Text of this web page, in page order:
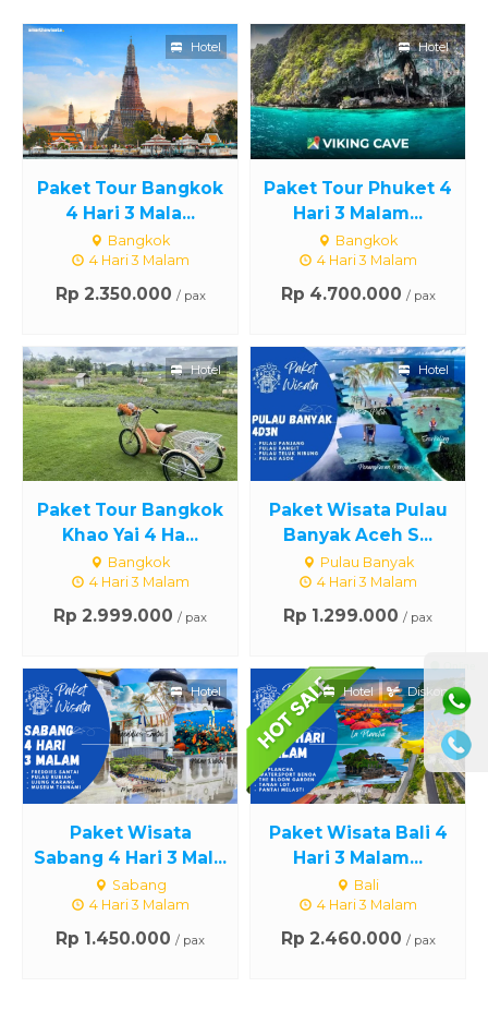
Paket Tour Bangkok
4 Hari 3 Mala...
Bangkok
4 Hari 3 Malam
Rp 2.350.000 / pax
Hotel
Paket Tour Phuket 4
Hari 3 Malam...
Bangkok
4 Hari 3 Malam
Rp 4.700.000 / pax
Hotel
Paket Tour Bangkok
Khao Yai 4 Ha...
Bangkok
4 Hari 3 Malam
Rp 2.999.000 / pax
Hotel
Paket Wisata Pulau
Banyak Aceh S...
Pulau Banyak
4 Hari 3 Malam
Rp 1.299.000 / pax
Hotel
Paket Wisata
Sabang 4 Hari 3 Mal...
Sabang
4 Hari 3 Malam
Rp 1.450.000 / pax
Hotel
Paket Wisata Bali 4
Hari 3 Malam...
Bali
4 Hari 3 Malam
Rp 2.460.000 / pax
Hotel Diskon